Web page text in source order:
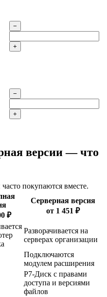
−
+
−
+
версии — что
покупаются вместе.
₽
Серверная версия
от 1 451 ₽
Разворачивается на
серверах организации
Подключаются
модулем расширения
Р7-Диск с правами
доступа и версиями
файлов